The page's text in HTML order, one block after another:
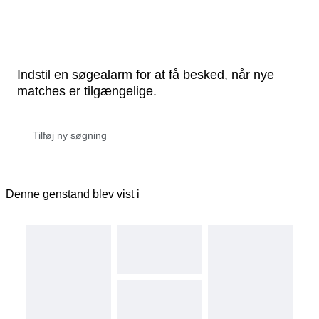
Indstil en søgealarm for at få besked, når nye
matches er tilgængelige.
Denne genstand blev vist i